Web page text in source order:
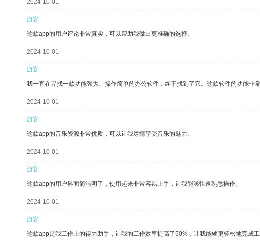
2024-10-01
游客
这款app的用户评论非常真实，可以帮助我做出更准确的选择。
2024-10-01
游客
我一直在寻找一款功能强大、操作简单的办公软件，终于找到了它。这款软件的功能非
2024-10-01
游客
这款app的音乐资源非常优质，可以让我尽情享受音乐的魅力。
2024-10-01
游客
这款app的用户界面简洁明了，使用起来非常容易上手，让我能够快速熟悉操作。
2024-10-01
游客
这款app是我工作上的得力助手，让我的工作效率提高了50%，让我能够更轻松地完成工